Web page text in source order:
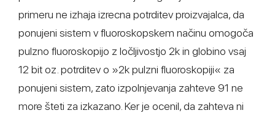
primeru ne izhaja izrecna potrditev proizvajalca, da
ponujeni sistem v fluoroskopskem načinu omogoča
pulzno fluoroskopijo z ločljivostjo 2k in globino vsaj
12 bit oz. potrditev o »2k pulzni fluoroskopiji« za
ponujeni sistem, zato izpolnjevanja zahteve 91 ne
more šteti za izkazano. Ker je ocenil, da zahteva ni